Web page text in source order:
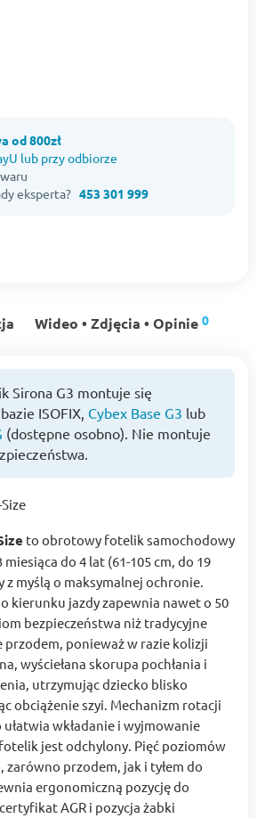
od 800zł
lub przy odbiorze
eksperta? 453 301 999
Wideo • Zdjęcia • Opinie 0
Sirona G3 montuje się
ISOFIX, Cybex Base G3 lub
(dostępne osobno). Nie montuje
to obrotowy fotelik samochodowy
miesiąca do 4 lat (61-105 cm, do 19
myślą o maksymalnej ochronie.
kierunku jazdy zapewnia nawet o 50
bezpieczeństwa niż tradycyjne
ponieważ w razie kolizji
wyściełana skorupa pochłania i
utrzymując dziecko blisko
obciążenie szyi. Mechanizm rotacji
ułatwia wkładanie i wyjmowanie
jest odchylony. Pięć poziomów
zarówno przodem, jak i tyłem do
ergonomiczną pozycję do
AGR i pozycja żabki